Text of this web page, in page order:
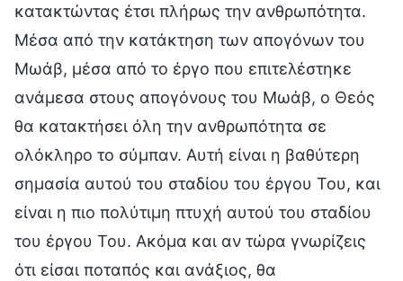
κατακτώντας έτσι πλήρως την ανθρωπότητα.
Μέσα από την κατάκτηση των απογόνων του
Μωάβ, μέσα από το έργο που επιτελέστηκε
ανάμεσα στους απογόνους του Μωάβ, ο Θεός
θα κατακτήσει όλη την ανθρωπότητα σε
ολόκληρο το σύμπαν. Αυτή είναι η βαθύτερη
σημασία αυτού του σταδίου του έργου Του, και
είναι η πιο πολύτιμη πτυχή αυτού του σταδίου
του έργου Του. Ακόμα και αν τώρα γνωρίζεις
ότι είσαι ποταπός και ανάξιος, θα